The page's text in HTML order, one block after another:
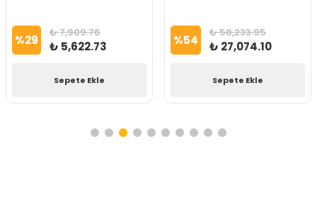
%29 ₺ 7,909.76
₺ 5,622.73
Sepete Ekle
%54 ₺ 58,233.95
₺ 27,074.10
Sepete Ekle